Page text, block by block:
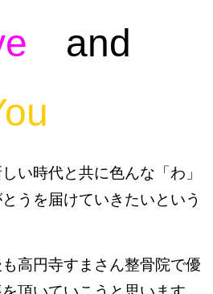
and
い時代と共に色んな「わ」
うを届けていきたいという
高円寺すまさん整骨院で優